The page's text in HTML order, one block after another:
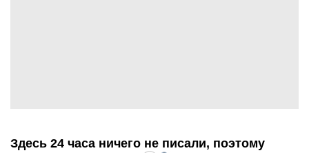
Здесь 24 часа ничего не писали, поэтому